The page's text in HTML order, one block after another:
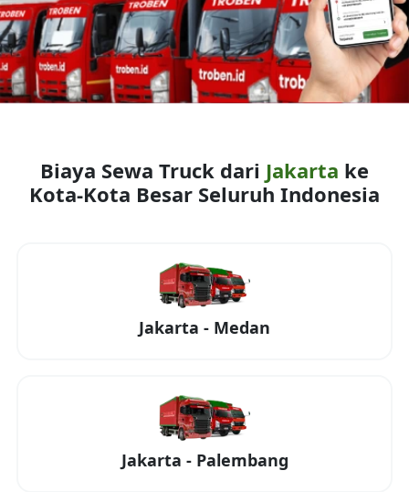
Biaya Sewa Truck dari Jakarta ke
Kota-Kota Besar Seluruh Indonesia
Jakarta - Medan
Jakarta - Palembang